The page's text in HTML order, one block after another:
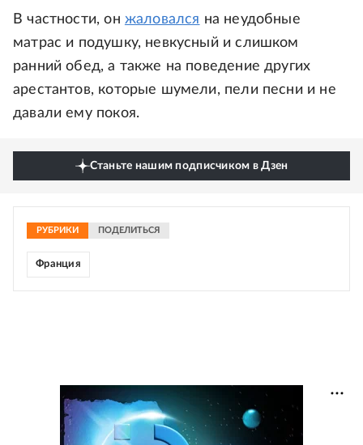
В частности, он жаловался на неудобные
матрас и подушку, невкусный и слишком
ранний обед, а также на поведение других
арестантов, которые шумели, пели песни и не
давали ему покоя.
Станьте нашим подписчиком в Дзен
РУБРИКИ ПОДЕЛИТЬСЯ
Франция